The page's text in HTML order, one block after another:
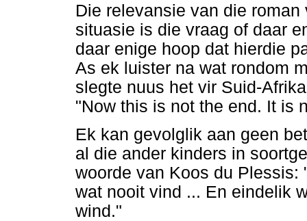
Die relevansie van die
situasie is die vraag of daar
daar enige hoop dat hierdie
As ek luister na wat rondom
slegte nuus het vir Suid-
"Now this is not the end. It is
Ek kan gevolglik aan geen
al die ander kinders in
woorde van Koos du Plessis:
wat nooit vind ... En eindelik
wind."